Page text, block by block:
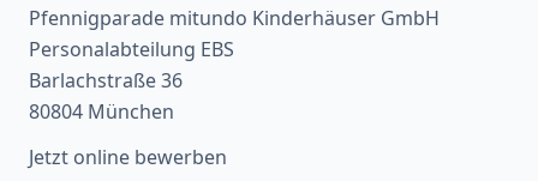
Pfennigparade mitundo Kinderhäuser GmbH
Personalabteilung EBS
Barlachstraße 36
80804 München
Jetzt online bewerben